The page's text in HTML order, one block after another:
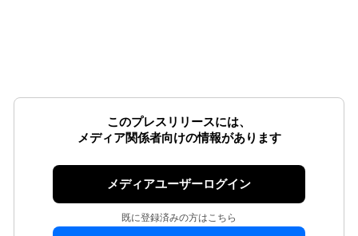
このプレスリリースには、
メディア関係者向けの情報があります
メディアユーザーログイン
既に登録済みの方はこちら